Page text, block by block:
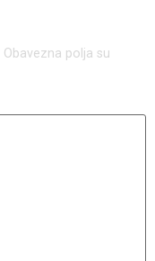
Obavezna polja su